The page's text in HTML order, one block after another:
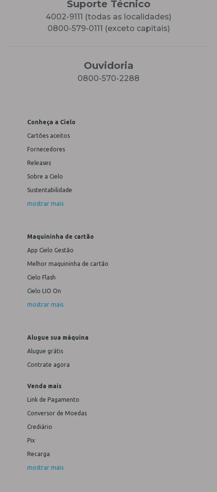
Suporte Técnico
4002-9111 (todas as localidades)
0800-579-0111 (exceto capitais)
Ouvidoria
0800-570-2288
Conheça a Cielo
Cartões aceitos
Fornecedores
Releases
Sobre a Cielo
Sustentabilidade
mostrar mais
Maquininha de cartão
App Cielo Gestão
Melhor maquininha de cartão
Cielo Flash
Cielo LIO On
mostrar mais
Alugue sua máquina
Alugue grátis
Contrate agora
Venda mais
Link de Pagamento
Conversor de Moedas
Crediário
Pix
Recarga
mostrar mais